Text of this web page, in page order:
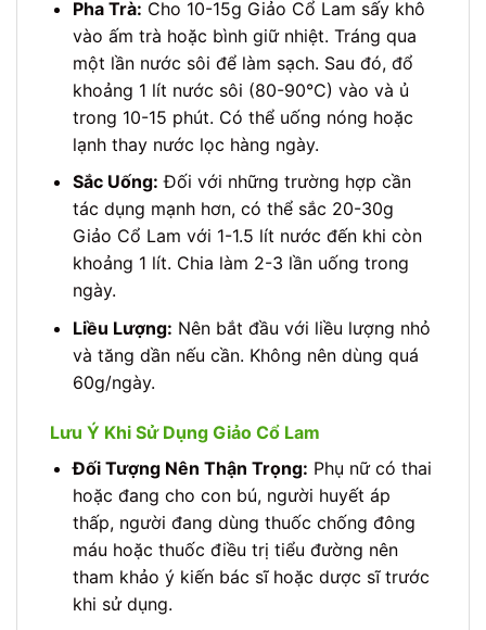
Pha Trà: Cho 10-15g Giảo Cổ Lam sấy khô
vào ấm trà hoặc bình giữ nhiệt. Tráng qua
một lần nước sôi để làm sạch. Sau đó, đổ
khoảng 1 lít nước sôi (80-90°C) vào và ủ
trong 10-15 phút. Có thể uống nóng hoặc
lạnh thay nước lọc hàng ngày.
Sắc Uống: Đối với những trường hợp cần
tác dụng mạnh hơn, có thể sắc 20-30g
Giảo Cổ Lam với 1-1.5 lít nước đến khi còn
khoảng 1 lít. Chia làm 2-3 lần uống trong
ngày.
Liều Lượng: Nên bắt đầu với liều lượng nhỏ
và tăng dần nếu cần. Không nên dùng quá
60g/ngày.
Lưu Ý Khi Sử Dụng Giảo Cổ Lam
Đối Tượng Nên Thận Trọng: Phụ nữ có thai
hoặc đang cho con bú, người huyết áp
thấp, người đang dùng thuốc chống đông
máu hoặc thuốc điều trị tiểu đường nên
tham khảo ý kiến bác sĩ hoặc dược sĩ trước
khi sử dụng.